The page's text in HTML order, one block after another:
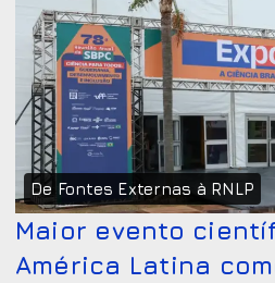
De Fontes Externas à RNLP
Maior evento
América Latina